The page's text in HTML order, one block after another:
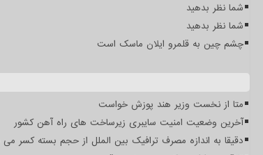
شما نظر بدهید
شما نظر بدهید
چشم چین به قلمرو ایلان ماسک است
متا از نخست وزیر هند پوزش خواست
آخرین وضعیت امنیت سایبری زیرساخت های راه آهن کشور
دقیقا به اندازه مصرف ترافیک بین الملل از حجم بسته کسر